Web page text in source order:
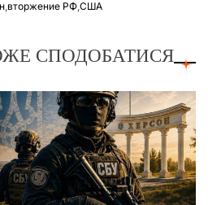
вторжение РФ США
СПОДОБАТИСЯ